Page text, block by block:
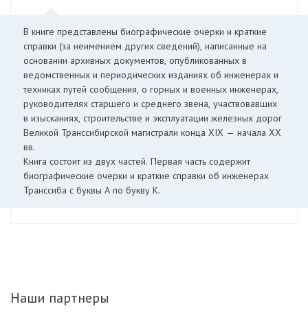
В книге представлены биографические очерки и краткие
справки (за неимением других сведений), написанные на
основании архивных документов, опубликованных в
ведомственных и периодических изданиях об инженерах и
техниках путей сообщения, о горных и военных инженерах,
руководителях старшего и среднего звена, участвовавших
в изысканиях, строительстве и эксплуатации железных дорог
Великой Транссибирской магистрали конца XIX — начала ХХ
вв.
Книга состоит из двух частей. Первая часть содержит
биографические очерки и краткие справки об инженерах
Транссиба с буквы А по букву К.
Наши партнеры